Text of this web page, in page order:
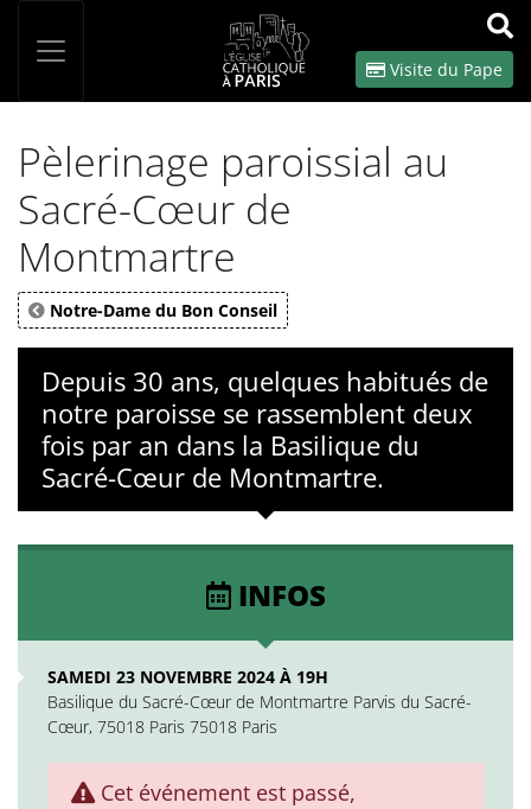
OK
Visite du Pape
Pèlerinage paroissial au
Sacré-Cœur de
Montmartre
Notre-Dame du Bon Conseil
Depuis 30 ans, quelques habitués de
notre paroisse se rassemblent deux
fois par an dans la Basilique du
Sacré-Cœur de Montmartre.
INFOS
SAMEDI 23 NOVEMBRE 2024 À 19H
Basilique du Sacré-Cœur de Montmartre Parvis du Sacré-
Cœur, 75018 Paris 75018 Paris
Cet événement est passé,
Panneau de gestion des cookies